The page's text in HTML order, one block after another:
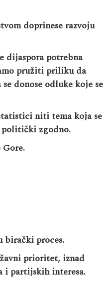
doprinese razvoju
dijaspora potrebna
pružiti priliku da
donose odluke koje se
niti tema koja se
politički zgodno.
birački proces.
prioritet, iznad
i partijskih interesa.